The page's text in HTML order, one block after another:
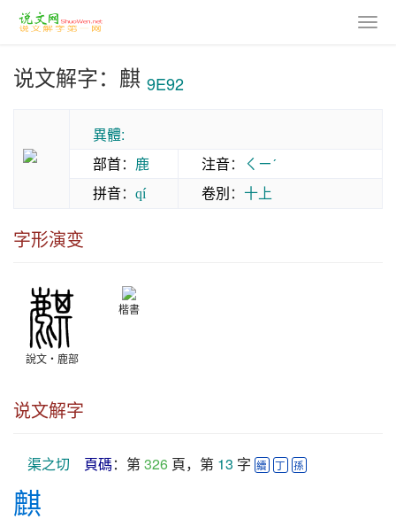
说文解字：麒 9E92
異體:
部首： 鹿 注音：
ㄑㄧˊ
拼音： qí 卷別： 十上
字形演变
說文‧鹿部
楷書
说文解字
渠之切 頁碼：第 326 頁，第 13 字 續 丁 孫
麒